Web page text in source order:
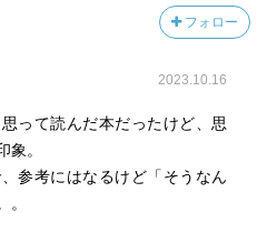
フォロー
2023.10.16
って読んだ本だったけど、思
象。
参考にはなるけど「そうなん